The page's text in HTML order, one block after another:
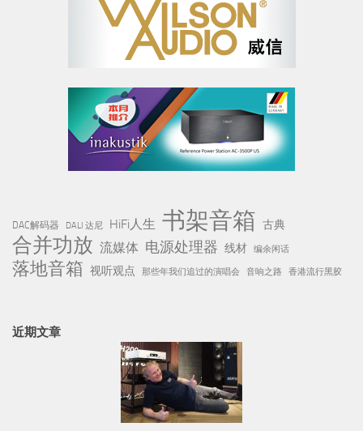
DAC解码器 DALI 达尼 HiFi人生 书架音箱 古典
合并功放 流媒体 电源处理器 线材 编余闲话
落地音箱 视听观点 那些年我们追过的演唱会 音响之路 香港流行黑胶
近期文章